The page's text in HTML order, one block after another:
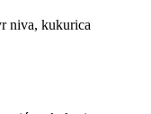
niva, kukurica